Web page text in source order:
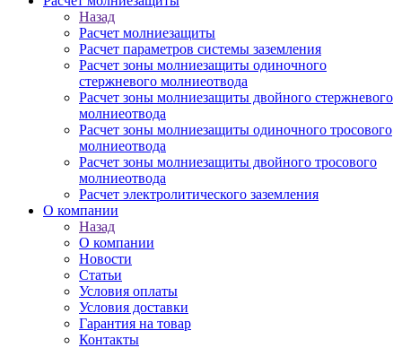
Назад
Расчет молниезащиты
Расчет параметров системы заземления
Расчет зоны молниезащиты одиночного
стержневого молниеотвода
Расчет зоны молниезащиты двойного стержневого
молниеотвода
Расчет зоны молниезащиты одиночного тросового
молниеотвода
Расчет зоны молниезащиты двойного тросового
молниеотвода
Расчет электролитического заземления
О компании
Назад
О компании
Новости
Статьи
Условия оплаты
Условия доставки
Гарантия на товар
Контакты